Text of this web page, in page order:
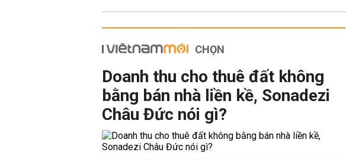
CHỌN
Doanh thu cho thuê đất không
bằng bán nhà liền kề, Sonadezi
Châu Đức nói gì?